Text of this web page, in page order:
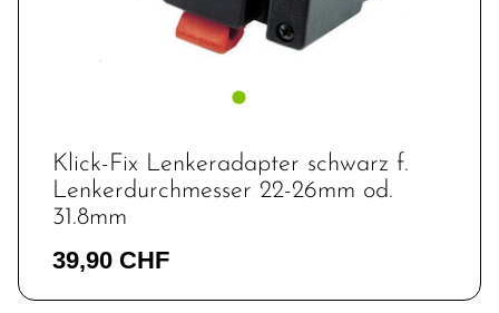
Klick-Fix Lenkeradapter schwarz f.
Lenkerdurchmesser 22-26mm od.
31.8mm
39,90 CHF